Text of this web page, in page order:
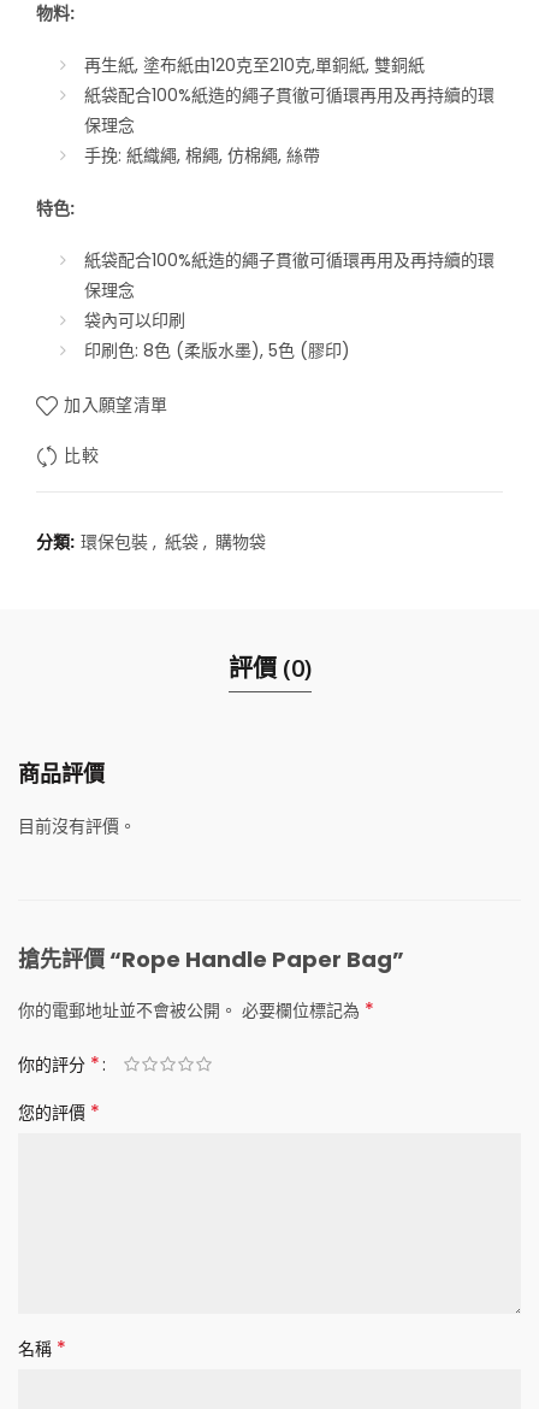
物料:
再生紙, 塗布紙由120克至210克,單銅紙, 雙銅紙
紙袋配合100%紙造的繩子貫徹可循環再用及再持續的環
保理念
手挽: 紙織繩, 棉繩, 仿棉繩, 絲帶
特色:
紙袋配合100%紙造的繩子貫徹可循環再用及再持續的環
保理念
袋內可以印刷
印刷色: 8色 (柔版水墨), 5色 (膠印)
加入願望清單
比較
分類: 環保包裝 , 紙袋 , 購物袋
評價 (0)
商品評價
目前沒有評價。
搶先評價 “Rope Handle Paper Bag”
你的電郵地址並不會被公開。 必要欄位標記為 *
你的評分 *
您的評價 *
名稱 *